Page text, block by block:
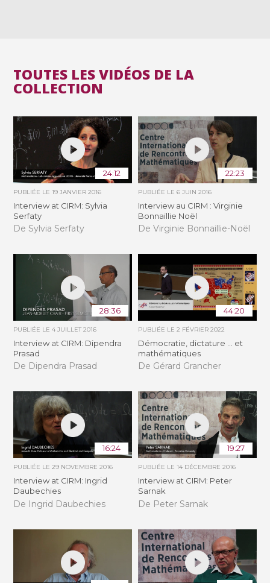
TOUTES LES VIDÉOS DE LA
COLLECTION
24:12
PUBLIÉE LE19 JANVIER 2016
Interview at CIRM: Sylvia
Serfaty
De Sylvia Serfaty
22:23
PUBLIÉE LE 6 JUIN 2016
Interview au CIRM : Virginie
Bonnaillie Noël
De Virginie Bonnaillie-Noël
28:36
PUBLIÉE LE4 JUILLET 2016
Interview at CIRM: Dipendra
Prasad
De Dipendra Prasad
44:20
PUBLIÉE LE 2 FÉVRIER 2022
Démocratie, dictature ... et
mathématiques
De Gérard Grancher
16:24
PUBLIÉE LE29 NOVEMBRE 2016
Interview at CIRM: Ingrid
Daubechies
De Ingrid Daubechies
19:27
PUBLIÉE LE 14 DÉCEMBRE 2016
Interview at CIRM: Peter
Sarnak
De Peter Sarnak